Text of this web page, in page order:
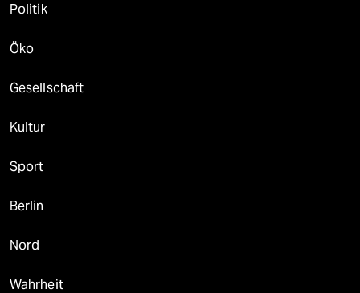
Politik
Öko
Gesellschaft
Kultur
Sport
Berlin
Nord
Wahrheit